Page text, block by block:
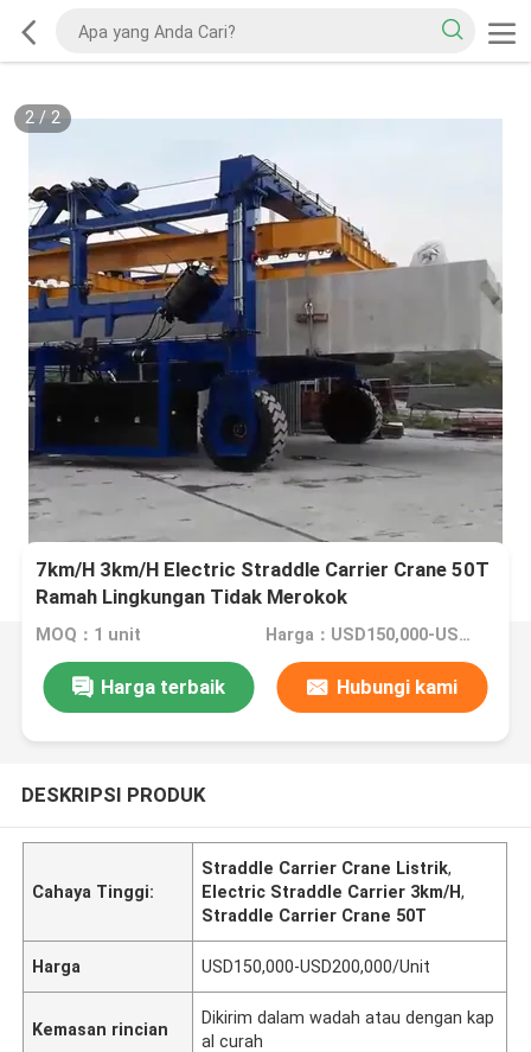
2/ 2
7km/H 3km/H Electric Straddle Carrier Crane 50T
Ramah Lingkungan Tidak Merokok
MOQ：1 unit Harga：USD150,000-USD200,000/Unit
Harga terbaik Hubungi kami
DESKRIPSI PRODUK
Cahaya Tinggi:
Straddle Carrier Crane Listrik,
Electric Straddle Carrier 3km/H,
Straddle Carrier Crane 50T
Harga USD150,000-USD200,000/Unit
Kemasan rincian
Dikirim dalam wadah atau dengan kap
al curah